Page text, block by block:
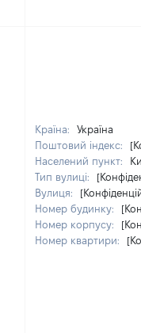
Країна:
Україна
Поштовий індекс:
Населений пункт:
Тип вулиці:
Вулиця:
Номер будинку:
Номер корпусу:
Номер квартири: